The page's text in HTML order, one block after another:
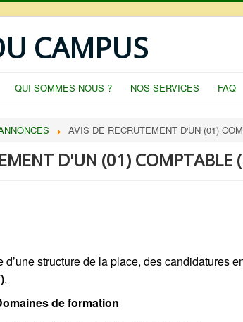
CAMPUS
QUI SOMMES NOUS ? NOS SERVICES FAQ
AVIS DE RECRUTEMENT D'UN (01)
D'UN (01) COMPTABLE
structure de la place, des candidatures
.
de formation